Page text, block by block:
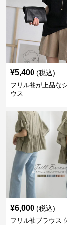
¥5,400 (税込)
フリル袖が上品な
ウス
¥6,000 (税込)
フリル袖ブラウス